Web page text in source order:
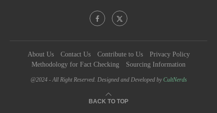
About Us Contact Us Contribute to Us
Privacy Policy
Methodology for Fact Checking
Sourcing Information
@2024 - All Right Reserved. Designed and Developed byCultNerds
BACK TO TOP